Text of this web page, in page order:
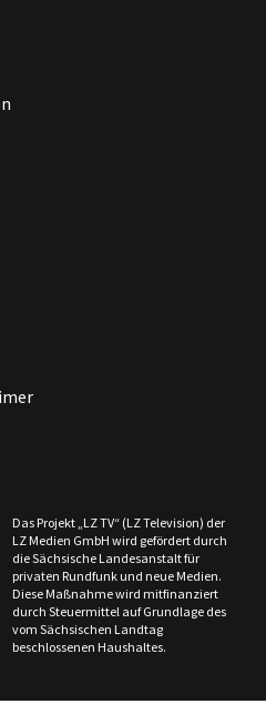
Das Projekt „LZ TV“ (LZ Television) der
LZ Medien GmbH wird gefördert durch
die Sächsische Landesanstalt für
privaten Rundfunk und neue Medien.
Diese Maßnahme wird mitfinanziert
durch Steuermittel auf Grundlage des
vom Sächsischen Landtag
beschlossenen Haushaltes.